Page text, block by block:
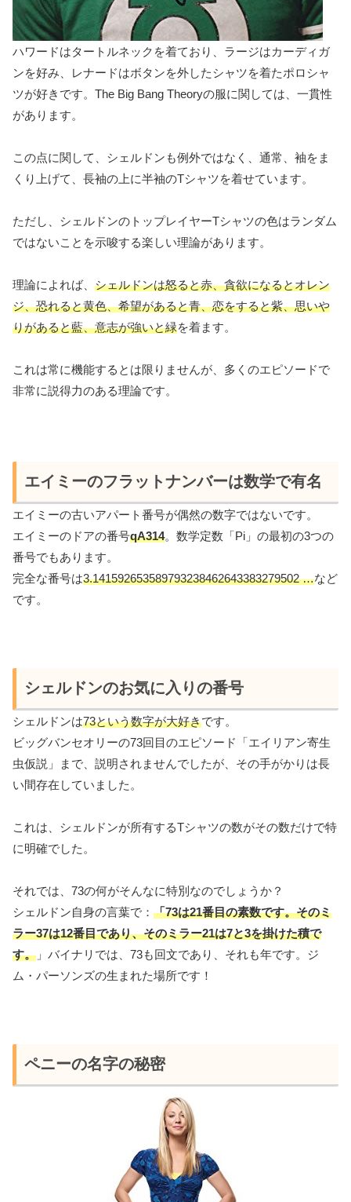
ハワードはタートルネックを着ており、ラージはカーディガ
ンを好み、レナードはボタンを外したシャツを着たポロシャ
ツが好きです。The Big Bang Theoryの服に関しては、一貫性
があります。
この点に関して、シェルドンも例外ではなく、通常、袖をま
くり上げて、長袖の上に半袖のTシャツを着せています。
ただし、シェルドンのトップレイヤーTシャツの色はランダム
ではないことを示唆する楽しい理論があります。
理論によれば、 シェルドンは怒ると赤、貪欲になるとオレン
ジ、恐れると黄色、希望があると青、恋をすると紫、思いや
りがあると藍、意志が強いと緑を着ます。
これは常に機能するとは限りませんが、多くのエピソードで
非常に説得力のある理論です。
エイミーのフラットナンバーは数学で有名
エイミーの古いアパート番号が偶然の数字ではないです。
エイミーのドアの番号qA314。数学定数「Pi」の最初の3つの
番号でもあります。
完全な番号は3.141592653589793238462643383279502 …など
です。
シェルドンのお気に入りの番号
シェルドンは73という数字が大好きです。
ビッグバンセオリーの73回目のエピソード「エイリアン寄生
虫仮説」まで、説明されませんでしたが、その手がかりは長
い間存在していました。
これは、シェルドンが所有するTシャツの数がその数だけで特
に明確でした。
それでは、73の何がそんなに特別なのでしょうか？
シェルドン自身の言葉で： 「73は21番目の素数です。そのミ
ラー37は12番目であり、そのミラー21は7と3を掛けた積で
す。 」バイナリでは、73も回文であり、それも年です。ジ
ム・パーソンズの生まれた場所です！
ペニーの名字の秘密